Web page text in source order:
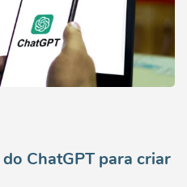
ChatGPT para criar